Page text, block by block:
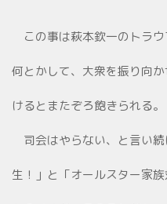
この事は萩本欽一のトラウ
何とかして、大衆を振り向
けるとまたぞろ飽きられる。
司会はやらない、と言い
生！」と「オールスター家